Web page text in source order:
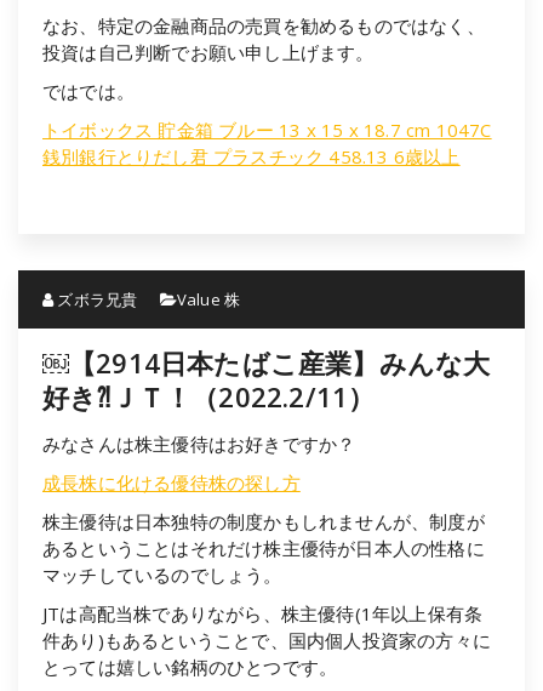
なお、特定の金融商品の売買を勧めるものではなく、
投資は自己判断でお願い申し上げます。
ではでは。
トイボックス 貯金箱 ブルー 13 x 15 x 18.7 cm 1047C
銭別銀行とりだし君 プラスチック 458.13 6歳以上
ズボラ兄貴 Value 株
￼【2914日本たばこ産業】みんな大
好き⁈ＪＴ！（2022.2/11）
みなさんは株主優待はお好きですか？
成長株に化ける優待株の探し方
株主優待は日本独特の制度かもしれませんが、制度が
あるということはそれだけ株主優待が日本人の性格に
マッチしているのでしょう。
JTは高配当株でありながら、株主優待(1年以上保有条
件あり)もあるということで、国内個人投資家の方々に
とっては嬉しい銘柄のひとつです。